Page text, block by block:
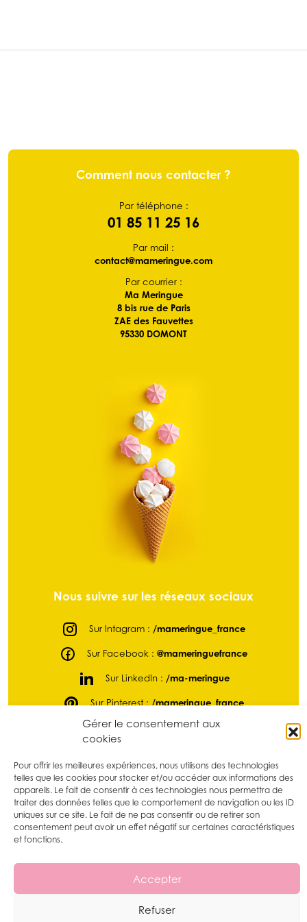
Gérer le consentement aux
cookies
Pour offrir les meilleures expériences, nous utilisons des technologies
telles que les cookies pour stocker et/ou accéder aux informations des
appareils. Le fait de consentir à ces technologies nous permettra de
traiter des données telles que le comportement de navigation ou les ID
uniques sur ce site. Le fait de ne pas consentir ou de retirer son
consentement peut avoir un effet négatif sur certaines caractéristiques
et fonctions.
Accepter
Refuser
Comment nous contacter ?
Par téléphone :
01 85 11 25 16
Par mail :
contact@mameringue.com
Par courrier :
Ma Meringue
8 bis rue de Paris
ZAE des Fauvettes
95330 DOMONT
Nous suivre sur les réseaux sociaux
Sur Intagram : /mameringue_france
Sur Facebook : @mameringuefrance
Sur LinkedIn : /ma-meringue
Sur Pinterest : /mameringue_france
Sur tikTok : @mameringue_france